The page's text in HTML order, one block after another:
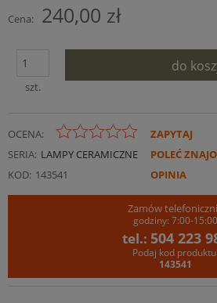
Cena: 240,00 zł
szt.
do
OCENA:
SERIA: LAMPY CERAMICZNE
KOD: 143541
ZAPYTAJ
POLEĆ
OPINIA
Zamów
godziny: 7:00-15:00
tel.: 504 223
Podaj kod produktu:
143541